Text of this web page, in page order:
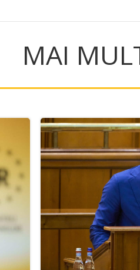
MAI